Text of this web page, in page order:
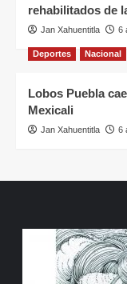
rehabilitados de
Jan Xahuentitla 6
Deportes Nacional
Lobos Puebla
Mexicali
Jan Xahuentitla 6